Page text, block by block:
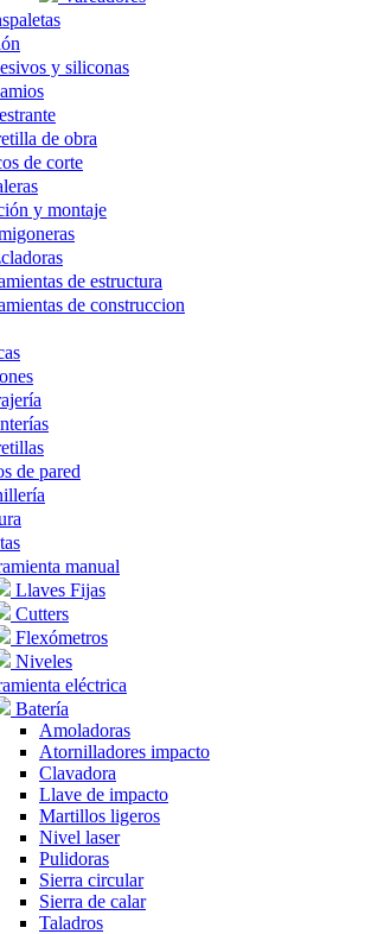
y siliconas
de obra
de corte
y montaje
de estructura
de construccion
de pared
manual
Llaves Fijas
Cutters
Flexómetros
Niveles
eléctrica
Batería
Amoladoras
Atornilladores impacto
Clavadora
Llave de impacto
Martillos ligeros
Nivel laser
Pulidoras
Sierra circular
Sierra de calar
Taladros